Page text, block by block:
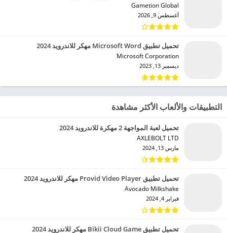
Gametion Global‏
أغسطس 9, 2026
تحميل تطبيق Microsoft Word مهكر للاندرويد 2024
Microsoft Corporation‏
ديسمبر 13, 2023
التطبيقات والألعاب الأكثر مشاهدة
تحميل لعبة المواجهة 2 مهكرة للاندرويد 2024
AXLEBOLT LTD‏
مارس 13, 2024
تحميل تطبيق Provid Video Player مهكر للاندرويد 2024
Avocado Milkshake‏
فبراير 4, 2024
تحميل تطبيق Bikii Cloud Game مهكر للاندرويد 2024